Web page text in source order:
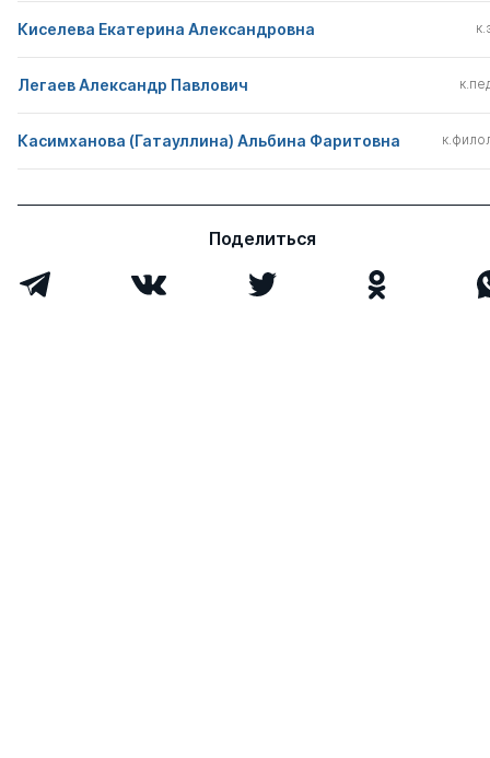
Киселева Екатерина Александровна
Легаев Александр Павлович
Касимханова (Гатауллина) Альбина Фаритовна
Поделиться